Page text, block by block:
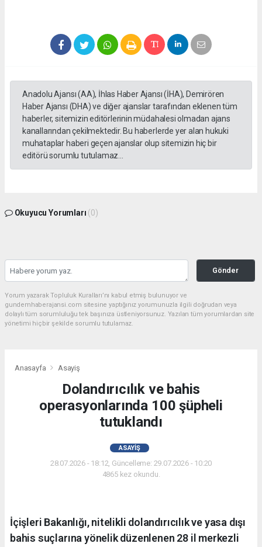
Anadolu Ajansı (AA), İhlas Haber Ajansı (İHA), Demirören
Haber Ajansı (DHA) ve diğer ajanslar tarafından eklenen tüm
haberler, sitemizin editörlerinin müdahalesi olmadan ajans
kanallarından çekilmektedir. Bu haberlerde yer alan hukuki
muhataplar haberi geçen ajanslar olup sitemizin hiç bir
editörü sorumlu tutulamaz...
Okuyucu Yorumları (0)
Gönder
Yorum yazarak Topluluk Kuralları’nı kabul etmiş bulunuyor ve
gundemhaberajansi.com sitesine yaptığınız yorumunuzla ilgili doğrudan veya
dolaylı tüm sorumluluğu tek başınıza üstleniyorsunuz. Yazılan tüm yorumlardan site
yönetimi hiçbir şekilde sorumlu tutulamaz.
Anasayfa Asayiş
Dolandırıcılık ve bahis
operasyonlarında 100 şüpheli
tutuklandı
ASAYIŞ
28.07.2026 - 18:12, Güncelleme: 29.07.2026 - 10:20
4865 kez okundu.
İçişleri Bakanlığı, nitelikli dolandırıcılık ve yasa dışı
bahis suçlarına yönelik düzenlenen 28 il merkezli